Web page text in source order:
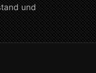
und